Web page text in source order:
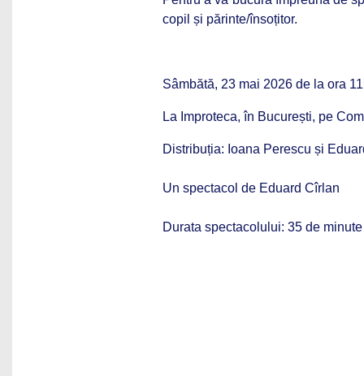
copil și părinte/însoțitor.
Sâmbătă, 23 mai 2026 de la ora
La Improteca, în București, pe
Distribuția: Ioana Perescu și
Un spectacol de Eduard Cîrlan
Durata spectacolului: 35 de minute